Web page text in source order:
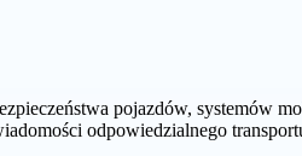
pojazdów, systemów
odpowiedzialnego